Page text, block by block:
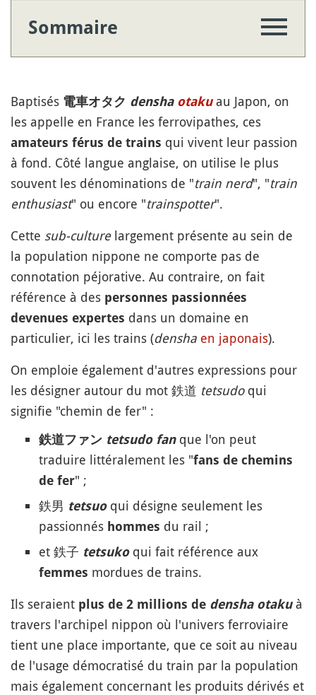
Sommaire
Baptisés 電車オタク densha otakuau Japon, on
les appelle en France les ferrovipathes, ces
amateurs férus de trains qui vivent leur passion
à fond. Côté langue anglaise, on utilise le plus
souvent les dénominations de "train nerd", "train
enthusiast" ou encore "trainspotter".
Cette sub-culturelargement présente au sein de
la population nippone ne comporte pas de
connotation péjorative. Au contraire, on fait
référence à des personnes passionnées
devenues expertes dans un domaine en
particulier, ici les trains (densha en japonais).
On emploie également d'autres expressions pour
les désigner autour du mot 鉄道 tetsudoqui
signifie "chemin de fer" :
鉄道ファン tetsudo fanque l'on peut
traduire littéralement les "fans de chemins
de fer" ;
鉄男 tetsuoqui désigne seulement les
passionnés hommes du rail ;
et 鉄子 tetsukoqui fait référence aux
femmes mordues de trains.
Ils seraient plus de 2 millions de densha otakuà
travers l'archipel nippon où l'univers ferroviaire
tient une place importante, que ce soit au niveau
de l'usage démocratisé du train par la population
mais également concernant les produits dérivés et